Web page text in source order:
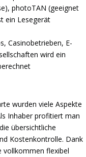
photoTAN (geeignet
ein Lesegerät
Casinobetrieben, E-
wird ein
wurden viele Aspekte
Inhaber profitiert man
übersichtliche
Kostenkontrolle. Dank
vollkommen flexibel